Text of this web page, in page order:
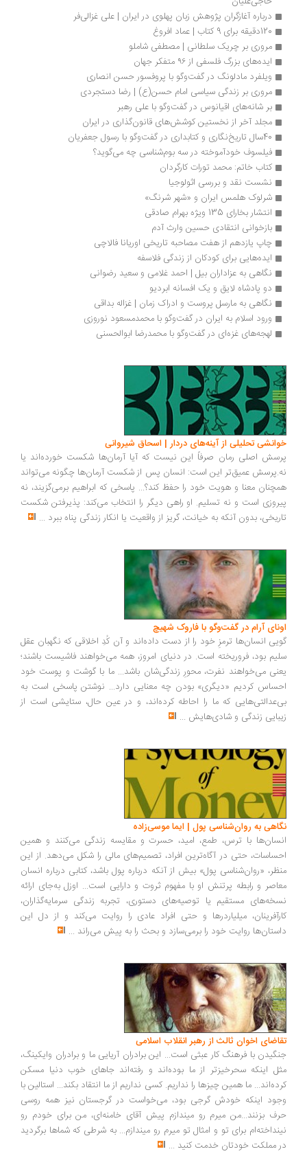
درباره آغازگران پژوهش زبان پهلوی در ایران | علی غزالی‌فر
120دقیقه برای ‌9 کتاب‌ | عماد افروغ
مروری بر چریک سلطانی | مصطفی شاملو
ایده‌های بزرگ فلسفی از ۹۶ متفکر جهان
ویلفرد مادلونگ در گفت‌وگو با پروفسور حسن انصاری
مروری بر زندگی سیاسی امام حسن(ع) | رضا دستجردی
بر شانه‌های اقیانوس در گفت‌وگو با علی رهبر
مجلد آخر از نخستین کوشش‌های قانون‌گذاری در ایران
40سال تاریخ‌نگاری و کتابداری در گفت‌وگو با رسول جعفریان
فیلسوف خودآموخته در سه بوم‌شناسی چه می‌گوید؟
کتاب خاتم: محمد تورات کارگردان
نشست نقد و بررسی اثولوجیا
شرلوک هلمس ایران و «شهر شرنگ»
انتشار بخارای 135 ویژه بهرام صادقی
بازخوانی انتقادی حسین وارث آدم
چاپ یازدهم از هفت مصاحبه تاریخی اوریانا فالاچی
ایده‌هایی برای کودکان از زندگی فلاسفه
نگاهی به عزاداران بیل | احمد غلامی و سعید رضوانی
دو پادشاه لایق و یک افسانه ابردیو
نگاهی به مارسل پروست و ادراک زمان | غزاله بداقی
ورود اسلام به ایران در گفت‌وگو با محمدمسعود نوروزی
لهجه‌های غزه‌ای در گفت‌وگو با محمدرضا ابوالحسنی
خوانشی تحلیلی از آینه‌های دردار | اسحاق شیروانی
پرسش اصلی رمان صرفاً این نیست که آیا آرمان‌ها شکست خورده‌اند یا
نه.پرسش عمیق‌تر این است: انسان پس از شکست آرمان‌ها چگونه می‌تواند
همچنان معنا و هویت خود را حفظ کند؟... پاسخی که ابراهیم برمی‌گزیند، نه
پیروزی است و نه تسلیم. او راهی دیگر را انتخاب می‌کند: پذیرفتن شکست
تاریخی، بدون آنکه به خیانت، گریز از واقعیت یا انکار زندگی پناه ببرد ...
اونای آرام در گفت‌وگو با فاروک شهیچ‭
گویی انسان‌ها ترمزِ خود را از دست داده‌اند و آن کُدِ اخلاقی که نگهبان عقل
سلیم بود، فروریخته است. در دنیای امروز، همه می‌خواهند فاشیست باشند؛
یعنی می‌خواهند نفرت، محورِ زندگی‌شان باشد... ما با گوشت و پوست خود
احساس کردیم «دیگری» بودن چه معنایی دارد... نوشتن پاسخی است به
بی‌عدالتی‌هایی که ما را احاطه کرده‌اند، و در عین حال، ستایشی است از
زیبایی زندگی و شادی‌هایش ...
نگاهی به روان‌شناسی پول | ایما موسی‌زاده
انسان‌ها با ترس، طمع، امید، حسرت و مقایسه زندگی می‌کنند و همین
احساسات، حتی در آگاه‌ترین افراد، تصمیم‌های مالی را شکل می‌دهد. از این
منظر، «روان‌شناسی پول» بیش از آنکه درباره پول باشد، کتابی درباره انسان
معاصر و رابطه پرتنش او با مفهوم ثروت و دارایی است... اوزل به‌جای ارائه
نسخه‌های مستقیم یا توصیه‌های دستوری، تجربه زندگی سرمایه‌گذاران،
کارآفرینان، میلیاردرها و حتی افراد عادی را روایت می‌کند و از دل این
داستان‌ها روایت خود را برمی‌سازد و بحث را به پیش می‌راند ...
تقاضای اخوان ثالث از رهبر انقلاب اسلامی
جنگیدن با فرهنگ کار عبثی است... این برادران آریایی ما و برادران وایکینگ،
مثل اینکه سحرخیزتر از ما بوده‌اند و رفته‌اند جاهای خوب دنیا مسکن
کرده‌اند... ما همین چیزها را نداریم. کسی نداریم از ما انتقاد بکند... استالین با
وجود اینکه خودش گرجی بود، می‌خواست در گرجستان نیز همه روسی
حرف بزنند...من میرم رو میندازم پیش آقای خامنه‌ای، من برای خودم رو
نینداخته‌ام برای تو و امثال تو میرم رو میندازم... به شرطی که شماها برگردید
در مملکت خودتان خدمت کنید ...